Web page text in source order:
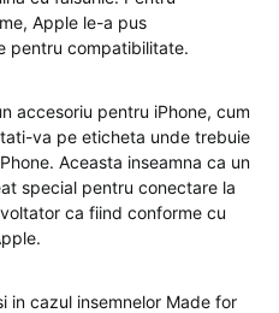
Apple le-a pus
pentru compatibilitate.
accesoriu pentru iPhone, cum
va pe eticheta unde trebuie
Aceasta inseamna ca un
special pentru conectare la
ca fiind conforme cu
in cazul insemnelor Made for